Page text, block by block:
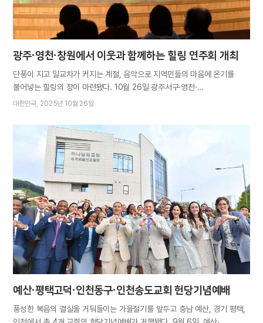
세종시 전역에 깃들길 기도하셨다. 총회장 김주철 목사는…
광주·영천·창원에서 이웃과 함께하는 힐링 연주회 개최
단풍이 지고 일교차가 커지는 계절, 음악으로 지역민들의 마음에 온기를
불어넣는 힐링의 장이 마련됐다. 10월 26일 광주서구·영천·
창원의창교회에서 열린 ‘이웃과 함께하는 힐링 연주회’다. 연주회와 겸해
되새겨 보는 세미나가 진행됐으며, 영천교회는 영천 하나님의 교회 설립
30주년을 기념하며 의미를 더했다. 성도와 가족, 지인, 인근 지역 시민, 정·
재계 및 교육계 인사 등 총 1900명가량이 참석해 소중한 사람과 뜻깊은
시간을 보냈다. 연주회 무대는 각지 성도들로 구성된 체임버 오케스트라가
꾸몄다. 플루트 연주자 백지연(광주) 성도는 “오늘 행사가 분주한 일상을
반복하는 사람들에게 잠시 쉬어가는 시간이 되기를 바라며 연주회를
준비했다”고 전했다. 오케스트라는 하나님의 교회 새노래 ‘마음으로
그려보는’과 ‘홀연히 변화되리’를 비롯해 가을 정취가 묻어나는 곡들로
잔잔한 감동을 선사했다. 또한 영화 OST 등 친숙하면서도 다채로운
음악으로 관객의 마음을 사로잡았다. 중창단의 공연도 탄성을 자아냈다.
중창단이…
대한민국 2025년 10월 26일
예산·평택고덕·인천동구·인천송도교회 헌당기념예배
풍성한 복음의 결실을 거둬들이는 가을절기를 앞두고 충남 예산, 경기 평택,